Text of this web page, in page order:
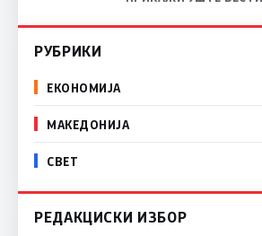
РУБРИКИ
ЕКОНОМИЈА
МАКЕДОНИЈА
СВЕТ
РЕДАКЦИСКИ ИЗБОР